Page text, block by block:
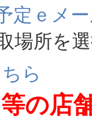
定ｅメ
場所を
ら
の店